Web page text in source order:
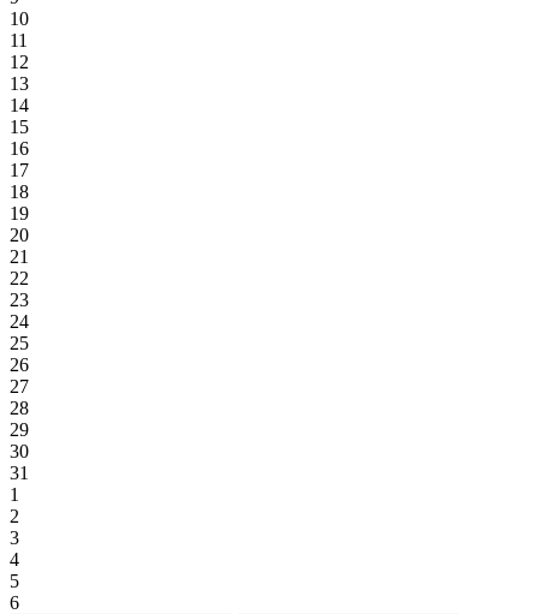
10
11
12
13
14
15
16
17
18
19
20
21
22
23
24
25
26
27
28
29
30
31
1
2
3
4
5
6